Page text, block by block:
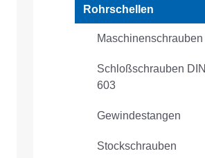
Rohrschellen
Maschinenschrauben
Schloßschrauben DIN
603
Gewindestangen
Stockschrauben